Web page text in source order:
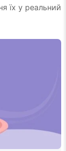
їх у реальний